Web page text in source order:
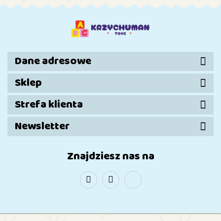
Dane adresowe
Sklep
Strefa klienta
Newsletter
Znajdziesz nas na